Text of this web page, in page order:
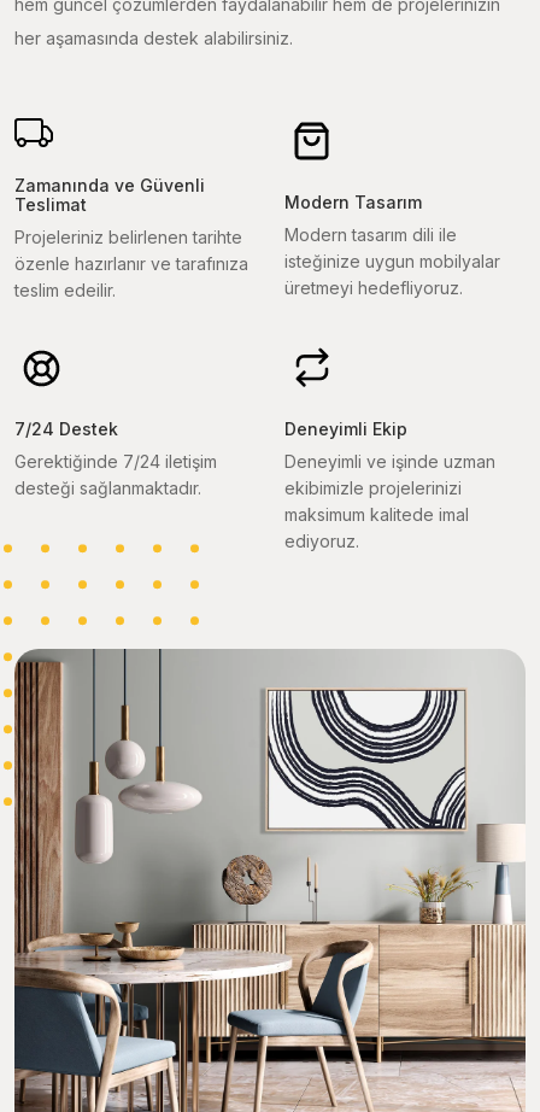
hem güncel çözümlerden faydalanabilir hem de projelerinizin
her aşamasında destek alabilirsiniz.
Zamanında ve Güvenli
Teslimat
Projeleriniz belirlenen tarihte
özenle hazırlanır ve tarafınıza
teslim edeilir.
Modern Tasarım
Modern tasarım dili ile
isteğinize uygun mobilyalar
üretmeyi hedefliyoruz.
7/24 Destek
Gerektiğinde 7/24 iletişim
desteği sağlanmaktadır.
Deneyimli Ekip
Deneyimli ve işinde uzman
ekibimizle projelerinizi
maksimum kalitede imal
ediyoruz.